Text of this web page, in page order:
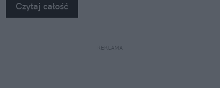
Czytaj całość
REKLAMA